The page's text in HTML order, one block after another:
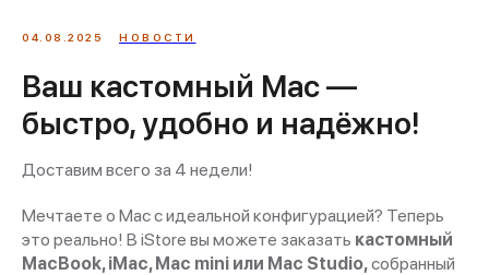
04.08.2025 НОВОСТИ
Ваш кастомный Mac —
быстро, удобно и надёжно!
Доставим всего за 4 недели!
Мечтаете о Mac с идеальной конфигурацией? Теперь
это реально! В iStore вы можете заказать кастомный
MacBook, iMac, Mac mini или Mac Studio,собранный